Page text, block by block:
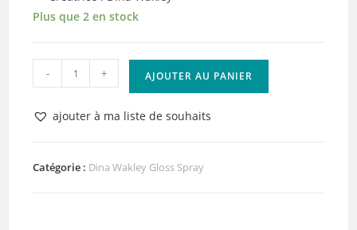
Plus que 2 en stock
quantité
de
Ranger
Wakley
- + AJOUTER AU PANIER
ajouter à ma liste de souhaits
Catégorie : Dina Wakley Gloss Spray